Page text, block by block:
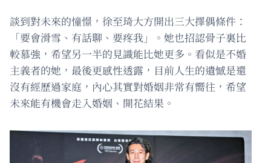
談到對未來的憧憬，徐至琦大方開出三大擇偶條件：
「要會滑雪、有話聊、要疼我」。她也招認骨子裏比
較慕強，希望另一半的見識能比她更多。看似是不婚
主義者的她，最後更感性透露，目前人生的遺憾是還
沒有經歷過家庭，內心其實對婚姻非常有嚮往，希望
未來能有機會走入婚姻、開花結果。